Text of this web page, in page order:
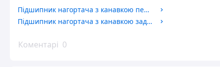
Підшипник нагортача з канавкою передній 40*80*18 мм 6208 прес-підбирача Welger AP41 AP45 6208-2RSN DIN625 0922.12.78.00 0922127800
Підшипник нагортача з канавкою задній 35*72*17 мм 6207 прес-підбирача Welger AP41 AP45 6207-2RSN DIN625 0922.12.77.00 0922127700
Коментарі 0